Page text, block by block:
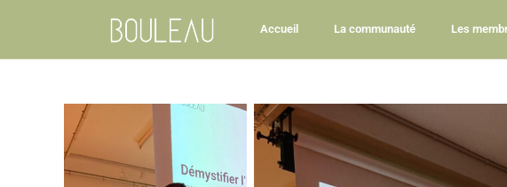
Accueil La communauté Les